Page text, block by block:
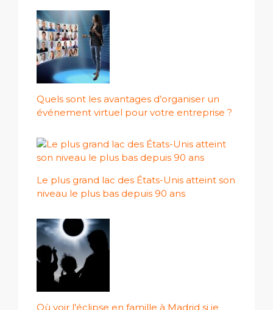
Quels sont les avantages d’organiser un
événement virtuel pour votre entreprise ?
Le plus grand lac des États-Unis atteint son
niveau le plus bas depuis 90 ans
Où voir l'éclipse en famille à Madrid si je